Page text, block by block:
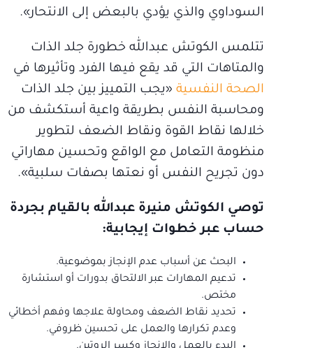
السوداوي والذي يؤدي بالبعض إلى الانتحار».
تتلمس الكوتش عبدالله خطورة جلد الذات
والمتاهات التي قد يقع فيها الفرد وتأثيرها في
الصحة النفسية «يجب التمييز بين جلد الذات
ومحاسبة النفس بطريقة واعية أستكشف من
خلالها نقاط القوة ونقاط الضعف لتطوير
منظومة التعامل مع الواقع وتحسين مهاراتي
دون تجريح النفس أو نعتها بصفات سلبية».
توصي الكوتش منيرة عبدالله بالقيام بجردة
حساب عبر خطوات إيجابية:
البحث عن أسباب عدم الإنجاز بموضوعية.
تدعيم المهارات عبر الالتحاق بدورات أو استشارة
مختص.
تحديد نقاط الضعف ومحاولة علاجها وفهم أخطائي
وعدم تكرارها والعمل على تحسين ظروفي.